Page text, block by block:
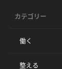
カテゴリー
働く
整える